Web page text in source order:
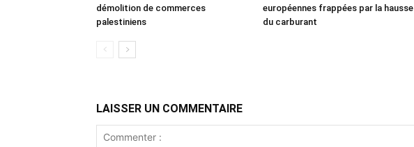
démolition de commerces
palestiniens
européennes frappées par la hausse
du carburant
LAISSER UN COMMENTAIRE